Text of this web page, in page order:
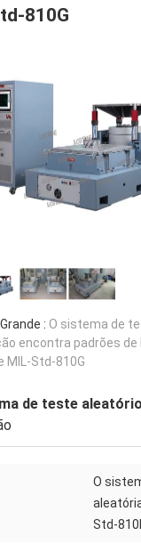
810G
: O sistema de
encontra padrões de
MIL-Std-810G
de teste
O
Std-